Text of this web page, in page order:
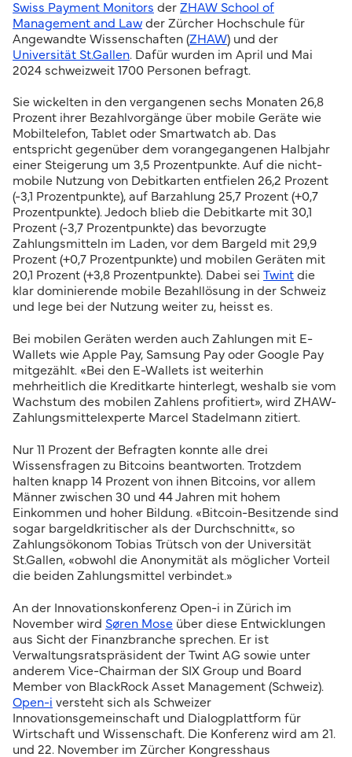
Swiss Payment Monitors der ZHAW School of
Management and Law der Zürcher Hochschule für
Angewandte Wissenschaften (ZHAW) und der
Universität St.Gallen. Dafür wurden im April und Mai
2024 schweizweit 1700 Personen befragt.
Sie wickelten in den vergangenen sechs Monaten 26,8
Prozent ihrer Bezahlvorgänge über mobile Geräte wie
Mobiltelefon, Tablet oder Smartwatch ab. Das
entspricht gegenüber dem vorangegangenen Halbjahr
einer Steigerung um 3,5 Prozentpunkte. Auf die nicht-
mobile Nutzung von Debitkarten entfielen 26,2 Prozent
(-3,1 Prozentpunkte), auf Barzahlung 25,7 Prozent (+0,7
Prozentpunkte). Jedoch blieb die Debitkarte mit 30,1
Prozent (-3,7 Prozentpunkte) das bevorzugte
Zahlungsmitteln im Laden, vor dem Bargeld mit 29,9
Prozent (+0,7 Prozentpunkte) und mobilen Geräten mit
20,1 Prozent (+3,8 Prozentpunkte). Dabei sei Twint die
klar dominierende mobile Bezahllösung in der Schweiz
und lege bei der Nutzung weiter zu, heisst es.
Bei mobilen Geräten werden auch Zahlungen mit E-
Wallets wie Apple Pay, Samsung Pay oder Google Pay
mitgezählt. «Bei den E-Wallets ist weiterhin
mehrheitlich die Kreditkarte hinterlegt, weshalb sie vom
Wachstum des mobilen Zahlens profitiert», wird ZHAW-
Zahlungsmittelexperte Marcel Stadelmann zitiert.
Nur 11 Prozent der Befragten konnte alle drei
Wissensfragen zu Bitcoins beantworten. Trotzdem
halten knapp 14 Prozent von ihnen Bitcoins, vor allem
Männer zwischen 30 und 44 Jahren mit hohem
Einkommen und hoher Bildung. «Bitcoin-Besitzende sind
sogar bargeldkritischer als der Durchschnitt«, so
Zahlungsökonom Tobias Trütsch von der Universität
St.Gallen, «obwohl die Anonymität als möglicher Vorteil
die beiden Zahlungsmittel verbindet.»
An der Innovationskonferenz Open-i in Zürich im
November wird Søren Mose über diese Entwicklungen
aus Sicht der Finanzbranche sprechen. Er ist
Verwaltungsratspräsident der Twint AG sowie unter
anderem Vice-Chairman der SIX Group und Board
Member von BlackRock Asset Management (Schweiz).
Open-i versteht sich als Schweizer
Innovationsgemeinschaft und Dialogplattform für
Wirtschaft und Wissenschaft. Die Konferenz wird am 21.
und 22. November im Zürcher Kongresshaus